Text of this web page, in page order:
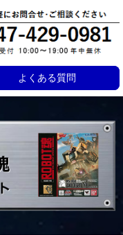
よくある質問